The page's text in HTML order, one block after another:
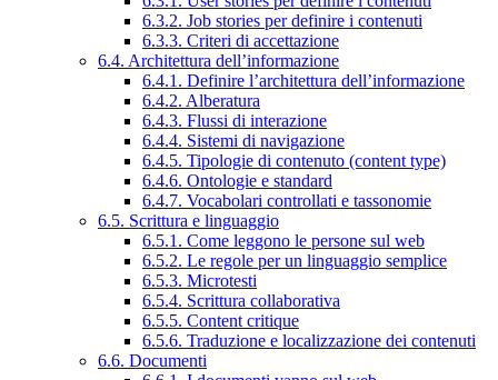
6.3.2. Job stories per definire i contenuti
6.3.3. Criteri di accettazione
6.4. Architettura dell’informazione
6.4.1. Definire l’architettura dell’informazione
6.4.2. Alberatura
6.4.3. Flussi di interazione
6.4.4. Sistemi di navigazione
6.4.5. Tipologie di contenuto (content type)
6.4.6. Ontologie e standard
6.4.7. Vocabolari controllati e tassonomie
6.5. Scrittura e linguaggio
6.5.1. Come leggono le persone sul web
6.5.2. Le regole per un linguaggio semplice
6.5.3. Microtesti
6.5.4. Scrittura collaborativa
6.5.5. Content critique
6.5.6. Traduzione e localizzazione dei contenuti
6.6. Documenti